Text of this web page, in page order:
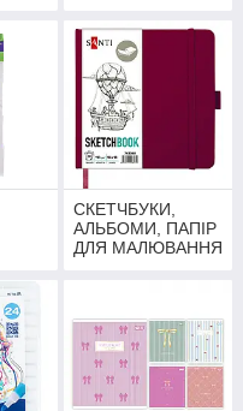
СКЕТЧБУКИ,
АЛЬБОМИ, ПАПІР
ДЛЯ МАЛЮВАННЯ